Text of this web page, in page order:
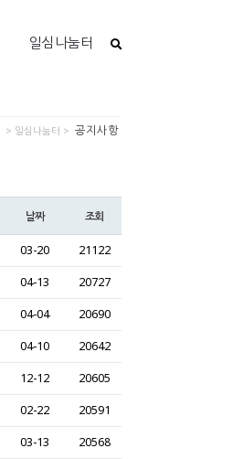
일심나눔터
공지사항
> 일심나눔터 >
날짜 조회
03-20 21122
04-13 20727
04-04 20690
04-10 20642
12-12 20605
02-22 20591
03-13 20568